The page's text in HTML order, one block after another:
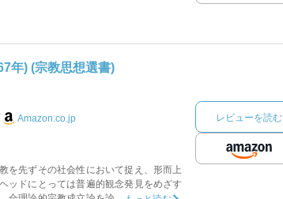
年) (宗教思想選書)
Amazon.co.jp
を先ずその社会性において捉え、形而上
ッドにとっては普遍的観念発見をめざす
レビューを読む